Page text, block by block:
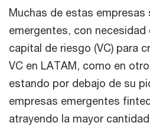
Muchas de estas empresas
emergentes, con
capital de riesgo (VC) para
VC en LATAM, como en
estando por debajo de su
empresas emergentes
atrayendo la mayor